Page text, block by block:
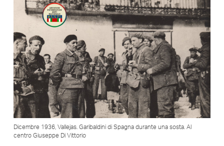
Dicembre 1936, Vallejas. Garibaldini di Spagna durante una sosta. Al
centro Giuseppe Di Vittorio